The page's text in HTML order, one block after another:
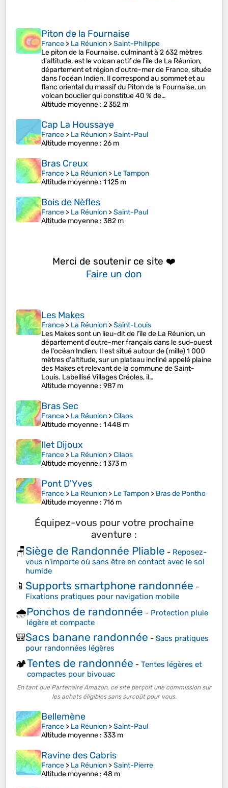
Piton de la Fournaise
France > La Réunion >Saint-Philippe
Le piton de la Fournaise, culminant à 2 632 mètres
d'altitude, est le volcan actif de l'île de La Réunion,
département et région d'outre-mer de France, située
dans l'océan Indien. Il correspond au sommet et au
flanc oriental du massif du Piton de la Fournaise, un
volcan bouclier qui constitue 40 % de…
Altitude moyenne : 2 352 m
Cap La Houssaye
France > La Réunion >Saint-Paul
Altitude moyenne : 26 m
Bras Creux
France > La Réunion > Le Tampon
Altitude moyenne : 1 125 m
Bois de Nèfles
France > La Réunion >Saint-Paul
Altitude moyenne : 382 m
Merci de soutenir ce site ❤️
Faire un don
Les Makes
France > La Réunion >Saint-Louis
Les Makes sont un lieu-dit de l'île de La Réunion, un
département d'outre-mer français dans le sud-ouest
de l'océan Indien. Il est situé autour de (mille) 1 000
mètres d'altitude, sur un plateau incliné appelé plaine
des Makes et relevant de la commune de Saint-
Louis. Labellisé Villages Créoles, il…
Altitude moyenne : 987 m
Bras Sec
France > La Réunion >Cilaos
Altitude moyenne : 1 448 m
Ilet Dijoux
France > La Réunion >Cilaos
Altitude moyenne : 1 373 m
Pont D'Yves
France > La Réunion > Le Tampon > Bras de Pontho
Altitude moyenne : 716 m
Équipez-vous pour votre prochaine
aventure :
🪑Siège de Randonnée Pliable - Reposez-
vous n'importe où sans être en contact avec le sol
humide
📱 Supports smartphone randonnée -
Fixations pratiques pour navigation mobile
🌧️Ponchos de randonnée - Protection pluie
légère et compacte
🎒Sacs banane randonnée - Sacs pratiques
pour randonnées légères
🏕️Tentes de randonnée - Tentes légères et
compactes pour bivouac
En tant que Partenaire Amazon, ce site perçoit une commission sur
les achats éligibles sans surcoût pour vous.
Bellemène
France > La Réunion >Saint-Paul
Altitude moyenne : 333 m
Ravine des Cabris
France > La Réunion >Saint-Pierre
Altitude moyenne : 48 m